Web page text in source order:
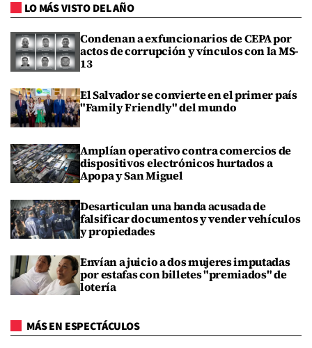
LO MÁS VISTO DEL AÑO
Condenan a exfuncionarios de CEPA por
actos de corrupción y vínculos con la MS-
13
El Salvador se convierte en el primer país
"Family Friendly" del mundo
Amplían operativo contra comercios de
dispositivos electrónicos hurtados a
Apopa y San Miguel
Desarticulan una banda acusada de
falsificar documentos y vender vehículos
y propiedades
Envían a juicio a dos mujeres imputadas
por estafas con billetes "premiados" de
lotería
MÁS EN ESPECTÁCULOS